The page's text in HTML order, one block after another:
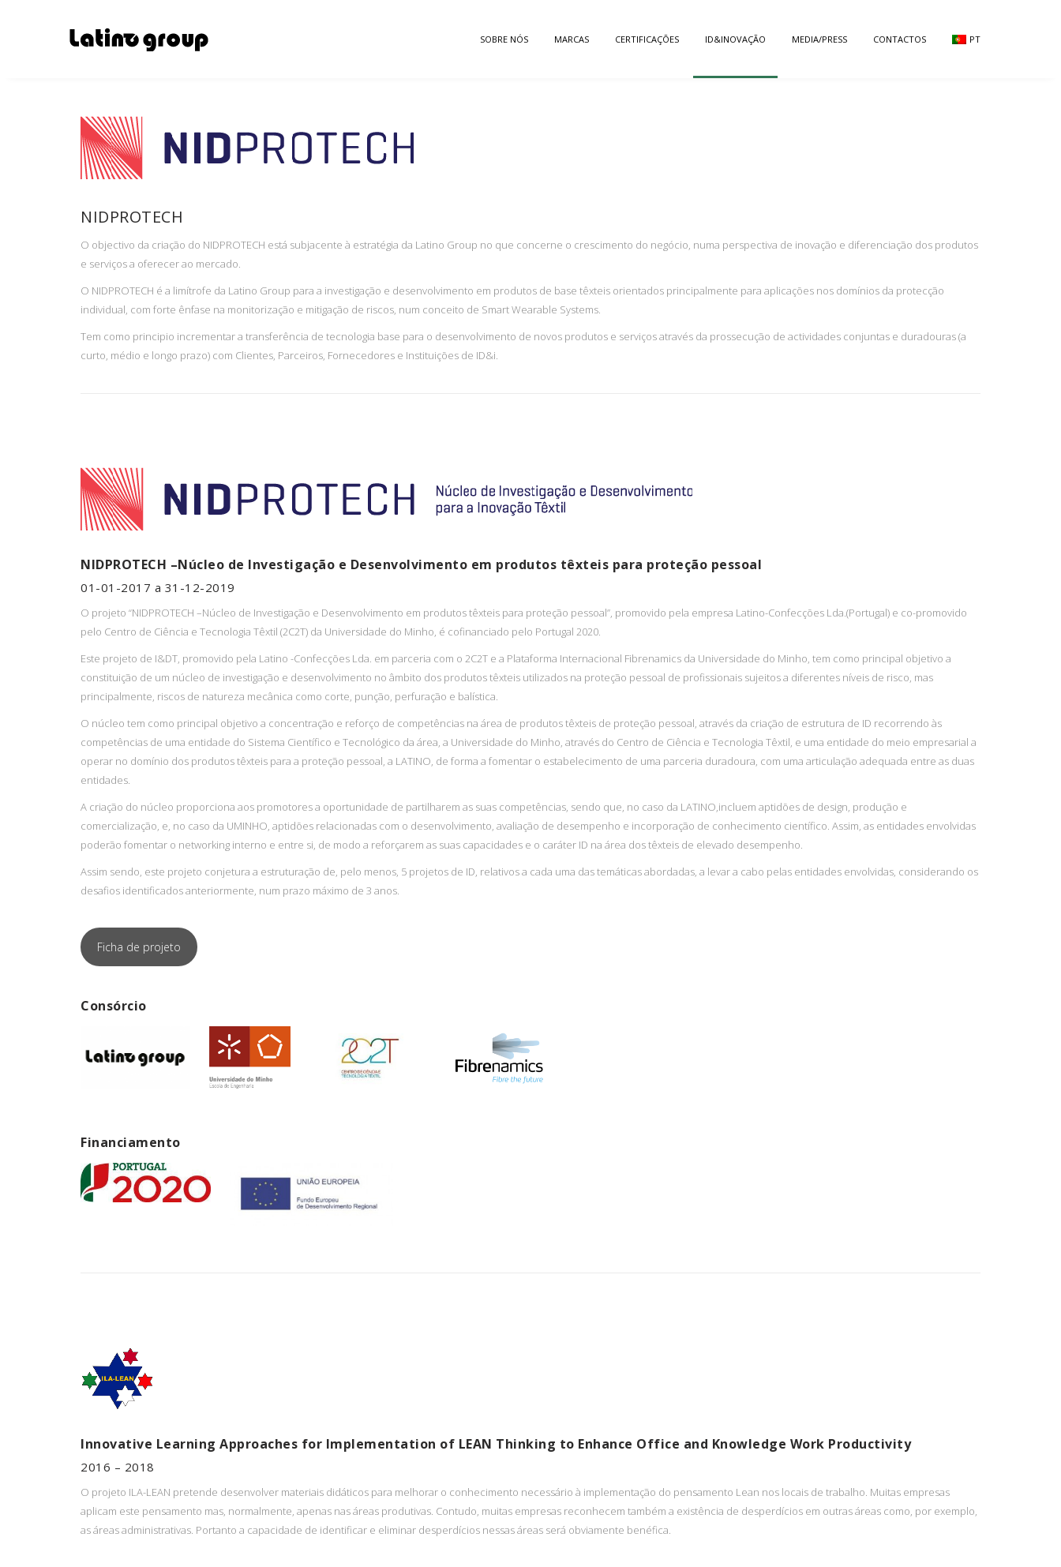
SOBRE NÓS MARCAS CERTIFICAÇÕES ID&INOVAÇÃO MEDIA/PRESS CONTACTOS PT
NIDPROTECH
O objectivo da criação do NIDPROTECH está subjacente à estratégia da Latino Group no que concerne o crescimento do negócio, numa perspectiva de inovação e diferenciação dos produtos
e serviços a oferecer ao mercado.
O NIDPROTECH é a limítrofe da Latino Group para a investigação e desenvolvimento em produtos de base têxteis orientados principalmente para aplicações nos domínios da protecção
individual, com forte ênfase na monitorização e mitigação de riscos, num conceito de Smart Wearable Systems.
Tem como principio incrementar a transferência de tecnologia base para o desenvolvimento de novos produtos e serviços através da prossecução de actividades conjuntas e duradouras (a
curto, médio e longo prazo) com Clientes, Parceiros, Fornecedores e Instituições de ID&i.
NIDPROTECH –Núcleo de Investigação e Desenvolvimento em produtos têxteis para proteção pessoal
01-01-2017 a 31-12-2019
O projeto “NIDPROTECH –Núcleo de Investigação e Desenvolvimento em produtos têxteis para proteção pessoal”, promovido pela empresa Latino-Confecções Lda.(Portugal) e co-promovido
pelo Centro de Ciência e Tecnologia Têxtil (2C2T) da Universidade do Minho, é cofinanciado pelo Portugal 2020.
Este projeto de I&DT, promovido pela Latino -Confecções Lda. em parceria com o 2C2T e a Plataforma Internacional Fibrenamics da Universidade do Minho, tem como principal objetivo a
constituição de um núcleo de investigação e desenvolvimento no âmbito dos produtos têxteis utilizados na proteção pessoal de profissionais sujeitos a diferentes níveis de risco, mas
principalmente, riscos de natureza mecânica como corte, punção, perfuração e balística.
O núcleo tem como principal objetivo a concentração e reforço de competências na área de produtos têxteis de proteção pessoal, através da criação de estrutura de ID recorrendo às
competências de uma entidade do Sistema Científico e Tecnológico da área, a Universidade do Minho, através do Centro de Ciência e Tecnologia Têxtil, e uma entidade do meio empresarial a
operar no domínio dos produtos têxteis para a proteção pessoal, a LATINO, de forma a fomentar o estabelecimento de uma parceria duradoura, com uma articulação adequada entre as duas
entidades.
A criação do núcleo proporciona aos promotores a oportunidade de partilharem as suas competências, sendo que, no caso da LATINO,incluem aptidões de design, produção e
comercialização, e, no caso da UMINHO, aptidões relacionadas com o desenvolvimento, avaliação de desempenho e incorporação de conhecimento científico. Assim, as entidades envolvidas
poderão fomentar o networking interno e entre si, de modo a reforçarem as suas capacidades e o caráter ID na área dos têxteis de elevado desempenho.
Assim sendo, este projeto conjetura a estruturação de, pelo menos, 5 projetos de ID, relativos a cada uma das temáticas abordadas, a levar a cabo pelas entidades envolvidas, considerando os
desafios identificados anteriormente, num prazo máximo de 3 anos.
Ficha de projeto
Consórcio
Financiamento
Innovative Learning Approaches for Implementation of LEAN Thinking to Enhance Office and Knowledge Work Productivity
2016 – 2018
O projeto ILA-LEAN pretende desenvolver materiais didáticos para melhorar o conhecimento necessário à implementação do pensamento Lean nos locais de trabalho. Muitas empresas
aplicam este pensamento mas, normalmente, apenas nas áreas produtivas. Contudo, muitas empresas reconhecem também a existência de desperdícios em outras áreas como, por exemplo,
as áreas administrativas. Portanto a capacidade de identificar e eliminar desperdícios nessas áreas será obviamente benéfica.